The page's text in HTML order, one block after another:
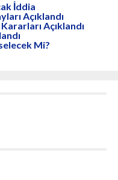
İddia
Açıklandı
Açıklandı
Mi?